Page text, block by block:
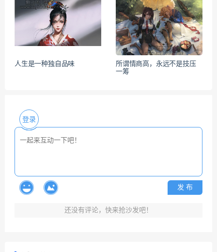
人生是一种独自品味
所谓情商高，永远不是技压
一筹
登录
发 布
还没有评论，快来抢沙发吧！